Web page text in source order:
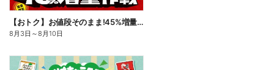
【おトク】お値段そのまま!45%増量作戦!
8月3日 ～8月10日